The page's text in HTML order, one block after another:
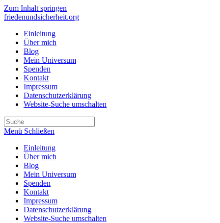
Zum Inhalt springen
friedenundsicherheit.org
Einleitung
Über mich
Blog
Mein Universum
Spenden
Kontakt
Impressum
Datenschutzerklärung
Website-Suche umschalten
Menü Schließen
Einleitung
Über mich
Blog
Mein Universum
Spenden
Kontakt
Impressum
Datenschutzerklärung
Website-Suche umschalten